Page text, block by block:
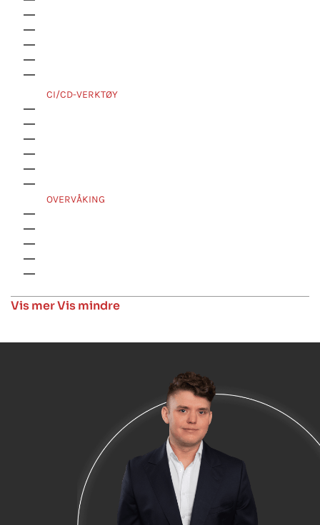
CI/CD-VERKTØY
OVERVÅKING
Vis merVis mindre